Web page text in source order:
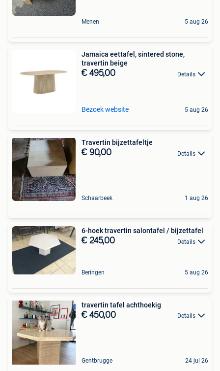
Menen 5 aug 26
Jamaica eettafel, sintered stone,
travertin beige
€ 495,00 Details
Bezoek website 5 aug 26
Travertin bijzettafeltje
€ 90,00 Details
Schaarbeek 1 aug 26
6-hoek travertin salontafel / bijzettafel
€ 245,00 Details
Beringen 5 aug 26
travertin tafel achthoekig
€ 450,00 Details
Gentbrugge 24 jul 26